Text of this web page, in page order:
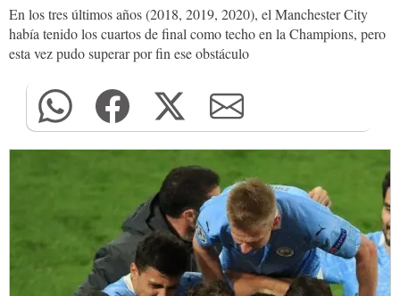
En los tres últimos años (2018, 2019, 2020), el Manchester City
había tenido los cuartos de final como techo en la Champions, pero
esta vez pudo superar por fin ese obstáculo